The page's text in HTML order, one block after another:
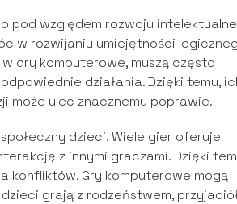
pod względem rozwoju
w rozwijaniu umiejętności
gry komputerowe, muszą często
działania. Dzięki temu,
może ulec znacznemu poprawie.
dzieci. Wiele gier oferuje
z innymi graczami. Dzięki
konfliktów. Gry komputerowe mogą
grają z rodzeństwem,